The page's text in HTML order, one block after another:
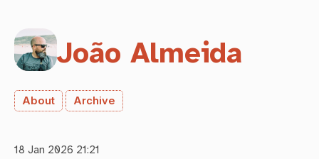
João Almeida
About Archive
18 Jan 2026 21:21